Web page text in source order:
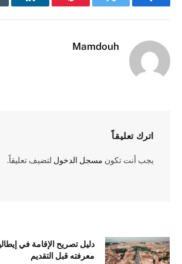
فيسبوك تويتر بينتيريستلينكدإن
Mamdouh
اترك تعليقاً
يجب أنت تكون مسجل الدخول لتضيف تعليقاً.
معرفته قبل التقديم